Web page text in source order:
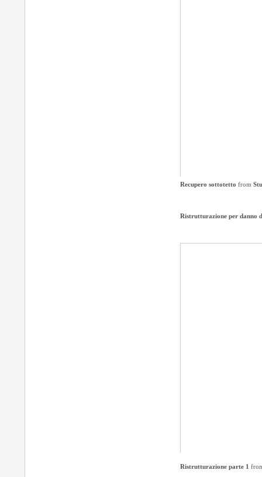
Recupero sottotetto from
Ristrutturazione per danno
Ristrutturazione parte 1